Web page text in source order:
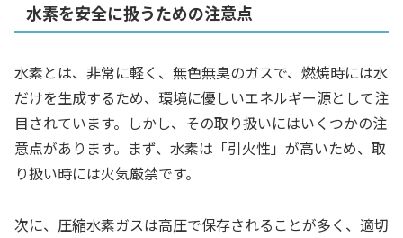
水素を安全に扱うための注意点
水素とは、非常に軽く、無色無臭のガスで、燃焼時には水
だけを生成するため、環境に優しいエネルギー源として注
目されています。しかし、その取り扱いにはいくつかの注
意点があります。まず、水素は「引火性」が高いため、取
り扱い時には火気厳禁です。
次に、圧縮水素ガスは高圧で保存されることが多く、適切